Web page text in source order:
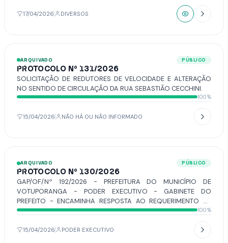
17/04/2026 DIVERSOS
ARQUIVADO PÚBLICO
PROTOCOLO Nº 131/2026
SOLICITAÇÃO DE REDUTORES DE VELOCIDADE E ALTERAÇÃO
NO SENTIDO DE CIRCULAÇÃO DA RUA SEBASTIÃO CECCHINI.
100%
15/04/2026 NÃO HÁ OU NÃO INFORMADO
ARQUIVADO PÚBLICO
PROTOCOLO Nº 130/2026
GAP/OF/Nº 192/2026 - PREFEITURA DO MUNICÍPIO DE
VOTUPORANGA - PODER EXECUTIVO - GABINETE DO
PREFEITO - ENCAMINHA RESPOSTA AO REQUERIMENTO Nº
53/2026, DE AUTORIA DA VEREADORA NATIELLE GAMA.
100%
15/04/2026 PODER EXECUTIVO